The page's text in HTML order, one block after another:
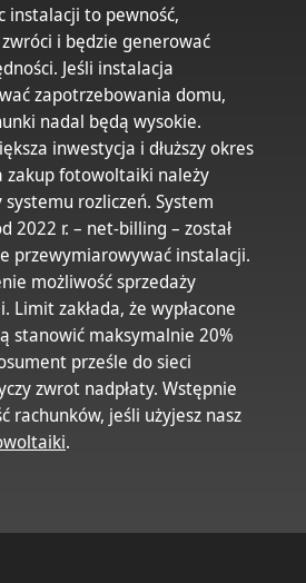
instalacji to pewność,
i będzie generować
Jeśli instalacja
zapotrzebowania domu,
nadal będą wysokie.
inwestycja i dłuższy okres
zakup fotowoltaiki należy
rozliczeń. System
2022 r. – net-billing – został
przewymiarowywać instalacji.
możliwość sprzedaży
zakłada, że wypłacone
stanowić maksymalnie 20%
prześle do sieci
zwrot nadpłaty. Wstępnie
rachunków, jeśli użyjesz nasz
.